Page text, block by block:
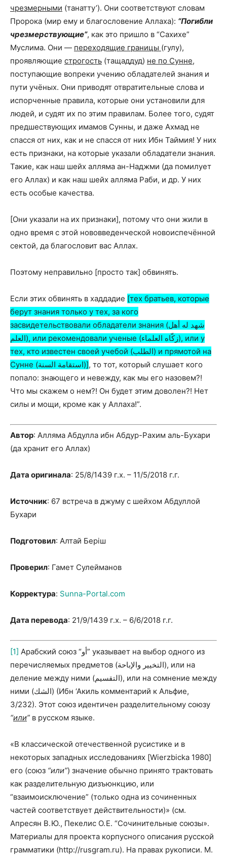
чрезмерными (танатту’). Они соответствуют словам
Пророка (мир ему и благословение Аллаха): “Погибли
чрезмерствующие”, как это пришло в “Сахихе”
Муслима. Они — переходящие границы (гулу),
проявляющие строгость (тащаддуд) не по Сунне,
поступающие вопреки учению обладателей знания и
пути учёных. Они приводят отвратительные слова и
испорченные правила, которые они установили для
людей, и судят их по этим правилам. Более того, судят
предшествующих имамов Сунны, и даже Ахмад не
спасся от них, как и не спасся от них Ибн Таймия! У них
есть признаки, на которые указали обладатели знания.
Такие, как наш шейх алляма ан-Наджми (да помилует
его Аллах) и как наш шейх алляма Раби, и др. У них
есть особые качества.
[Они указали на их признаки], потому что они жили в
одно время с этой нововведенческой новоиспечённой
сектой, да благословит вас Аллах.
Поэтому неправильно [просто так] обвинять.
Если этих обвинять в хаддадие [тех братьев, которые
берут знания только у тех, за кого
засвидетельствовали обладатели знания (شهد له أهل
العلم), или рекомендовали ученые (زكّاه العلماء), или у
тех, кто известен своей учебой (الطلب) и прямотой на
Сунне (استقامة السنة)], то тот, который слушает кого
попало: знающего и невежду, как мы его назовем?!
Что мы скажем о нем?! Он будет этим доволен?! Нет
силы и мощи, кроме как у Аллаха!”.
Автор: Алляма Абдулла ибн Абдур-Рахим аль-Бухари
(да хранит его Аллах)
Дата оригинала: 25/8/1439 г.х. – 11/5/2018 г.г.
Источник: 67 встреча в джуму с шейхом Абдуллой
Бухари
Подготовил: Алтай Берiш
Проверил: Гамет Сулейманов
Корректура: Sunna-Portal.com
Дата перевода: 21/9/1439 г.х. – 6/6/2018 г.г.
[1] Арабский союз “أو” указывает на выбор одного из
перечисляемых предметов (التخيير والإباحة), или на
деление между ними (التقسيم), или на сомнение между
ними (الشك) (Ибн ‘Акиль комментарий к Альфие,
3/232). Этот союз идентичен разделительному союзу
“или” в русском языке.
«В классической отечественной русистике и в
некоторых западных исследованиях [Wierzbicka 1980]
его (союз “или”) значение обычно принято трактовать
как разделительную дизъюнкцию, или
“взаимоисключение” (только одна из сочиненных
частей соответствует действительности)» (см.
Апресян В. Ю., Пекелис О. Е. “Сочинительные союзы».
Материалы для проекта корпусного описания русской
грамматики (http://rusgram.ru). На правах рукописи. М.